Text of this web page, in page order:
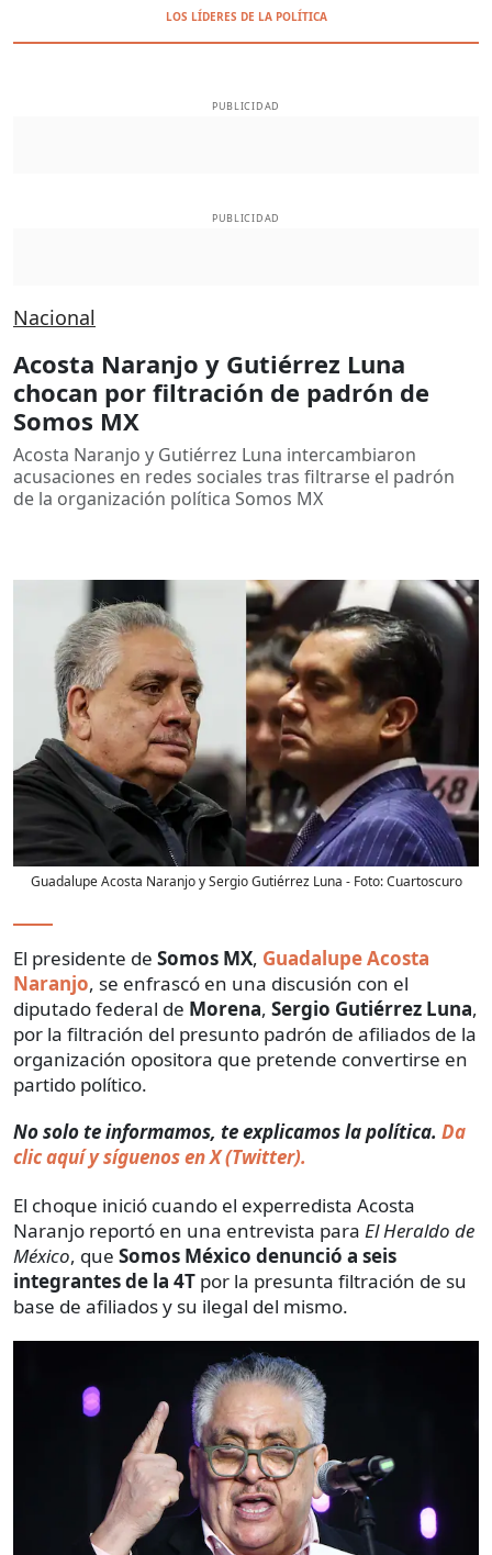
LOS LÍDERES DE LA POLÍTICA
PUBLICIDAD
PUBLICIDAD
Nacional
Acosta Naranjo y Gutiérrez Luna
chocan por filtración de padrón de
Somos MX
Acosta Naranjo y Gutiérrez Luna intercambiaron
acusaciones en redes sociales tras filtrarse el padrón
de la organización política Somos MX
Guadalupe Acosta Naranjo y Sergio Gutiérrez Luna - Foto:Cuartoscuro
El presidente de Somos MX, Guadalupe Acosta
Naranjo, se enfrascó en una discusión con el
diputado federal de Morena, Sergio Gutiérrez Luna,
por la filtración del presunto padrón de afiliados de la
organización opositora que pretende convertirse en
partido político.
No solo te informamos, te explicamos la política. Da
clic aquí y síguenos en X (Twitter).
El choque inició cuando el experredista Acosta
Naranjo reportó en una entrevista para El Heraldo de
México, que Somos México denunció a seis
integrantes de la 4T por la presunta filtración de su
base de afiliados y su ilegal del mismo.